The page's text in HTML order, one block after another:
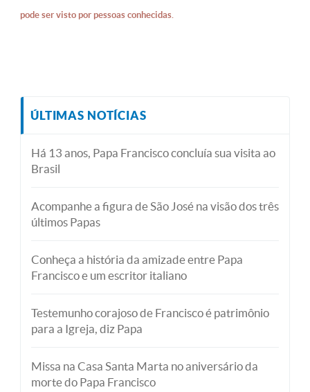
pode ser visto por pessoas conhecidas.
ÚLTIMAS NOTÍCIAS
Há 13 anos, Papa Francisco concluía sua visita ao
Brasil
Acompanhe a figura de São José na visão dos três
últimos Papas
Conheça a história da amizade entre Papa
Francisco e um escritor italiano
Testemunho corajoso de Francisco é patrimônio
para a Igreja, diz Papa
Missa na Casa Santa Marta no aniversário da
morte do Papa Francisco